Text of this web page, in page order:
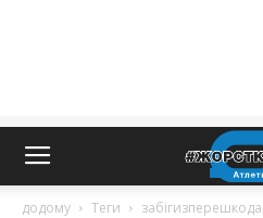
додому Теги